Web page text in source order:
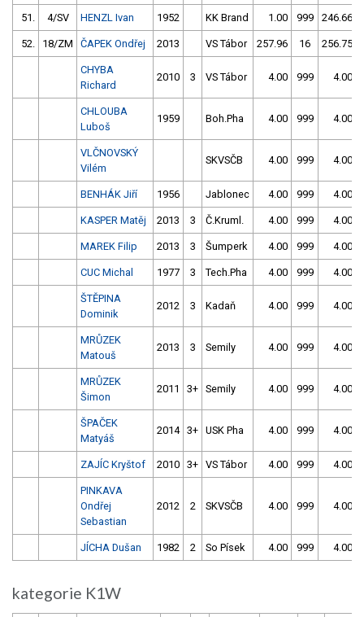
51. 4/SV HENZL Ivan 1952 KK Brand 1.00 999 246.66
52. 18/ZM ČAPEK Ondřej 2013 VS Tábor 257.96 16 256.75
CHYBA
Richard
2010 3 VS Tábor 4.00 999 4.00
CHLOUBA
Luboš
1959 Boh.Pha 4.00 999 4.00
VLČNOVSKÝ
Vilém
SKVSČB 4.00 999 4.00
BENHÁK Jiří 1956 Jablonec 4.00 999 4.00
KASPER Matěj 2013 3 Č.Kruml. 4.00 999 4.00
MAREK Filip 2013 3 Šumperk 4.00 999 4.00
CUC Michal 1977 3 Tech.Pha 4.00 999 4.00
ŠTĚPINA
Dominik
2012 3 Kadaň 4.00 999 4.00
MRŮZEK
Matouš
2013 3 Semily 4.00 999 4.00
MRŮZEK
Šimon
2011 3+ Semily 4.00 999 4.00
ŠPAČEK
Matyáš
2014 3+ USK Pha 4.00 999 4.00
ZAJÍC Kryštof 2010 3+ VS Tábor 4.00 999 4.00
PINKAVA
Ondřej
Sebastian
2012 2 SKVSČB 4.00 999 4.00
JÍCHA Dušan 1982 2 So Písek 4.00 999 4.00
kategorie K1W